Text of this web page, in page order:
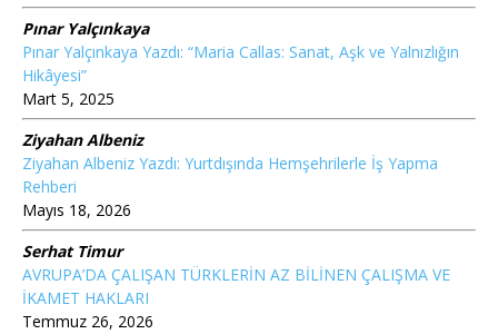
Pınar Yalçınkaya
Pınar Yalçınkaya Yazdı: “Maria Callas: Sanat, Aşk ve Yalnızlığın
Hikâyesi”
Mart 5, 2025
Ziyahan Albeniz
Ziyahan Albeniz Yazdı: Yurtdışında Hemşehrilerle İş Yapma
Rehberi
Mayıs 18, 2026
Serhat Timur
AVRUPA’DA ÇALIŞAN TÜRKLERİN AZ BİLİNEN ÇALIŞMA VE
İKAMET HAKLARI
Temmuz 26, 2026